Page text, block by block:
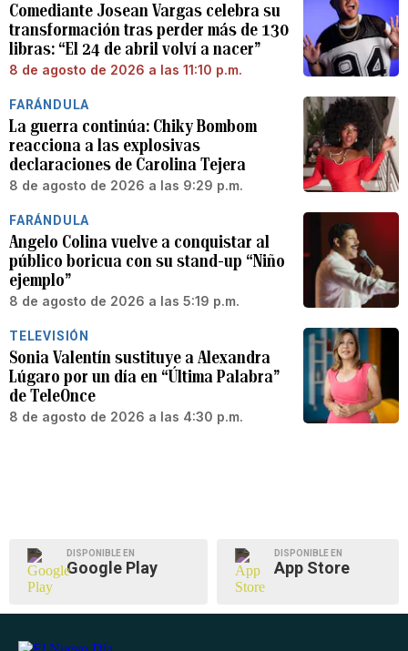
Comediante Josean Vargas celebra su
transformación tras perder más de 130
libras: “El 24 de abril volví a nacer”
8 de agosto de 2026 a las 11:10 p.m.
FARÁNDULA
La guerra continúa: Chiky Bombom
reacciona a las explosivas
declaraciones de Carolina Tejera
8 de agosto de 2026 a las 9:29 p.m.
FARÁNDULA
Angelo Colina vuelve a conquistar al
público boricua con su stand-up “Niño
ejemplo”
8 de agosto de 2026 a las 5:19 p.m.
TELEVISIÓN
Sonia Valentín sustituye a Alexandra
Lúgaro por un día en “Última Palabra”
de TeleOnce
8 de agosto de 2026 a las 4:30 p.m.
DISPONIBLE EN
Google Play
DISPONIBLE EN
App Store